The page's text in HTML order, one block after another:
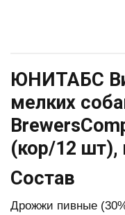
ЮНИТАБС
мелких
(кор/12 шт),
Состав
Дрожжи пивные